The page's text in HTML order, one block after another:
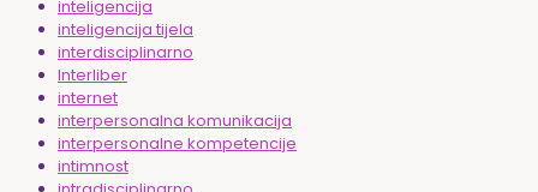
inteligencija
inteligencija tijela
interdisciplinarno
Interliber
internet
interpersonalna komunikacija
interpersonalne kompetencije
intimnost